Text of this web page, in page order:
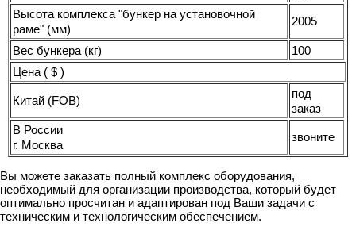
Высота комплекса "бункер на установочной
раме" (мм)
2005
Вес бункера (кг)
100
Цена ( $ )
Китай (FOB)
под
заказ
В России
г. Москва
звоните
Вы можете заказать полный комплекс оборудования,
необходимый для организации производства, который будет
оптимально просчитан и адаптирован под Ваши задачи с
техническим и технологическим обеспечением.